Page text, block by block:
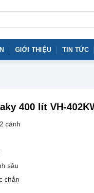
GIỚI THIỆU TIN TỨC
400 lít VH-
cánh
sâu
chắn